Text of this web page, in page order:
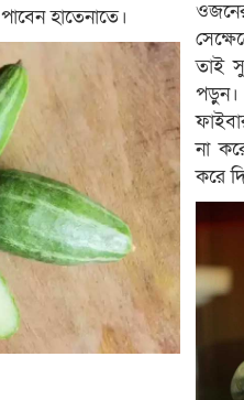
হাতেনাতে।
তাই
না
করে